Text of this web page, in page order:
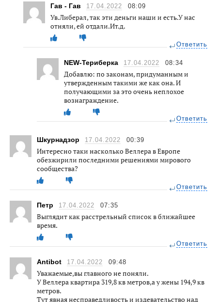
Гав - Гав 17.04.2022 08:09
Ув.Либерал, так эти деньги наши и есть.У нас
отняли, ей отдали.Ит.д.
Ответить
NEW-Териберка 17.04.2022 08:34
Добавлю: по законам, придуманным и
утвержденным такими же как она. И
получающими за это очень неплохое
вознаграждение.
Ответить
Шкурнадзор 17.04.2022 00:39
Интересно таки насколько Веллера в Европе
обезжирили последними решениями мирового
сообщества?
Ответить
Петр 17.04.2022 07:35
Выглядит как расстрельный список в ближайшее
время.
Ответить
Antibot 17.04.2022 09:48
Уважаемые,вы главного не поняли.
У Веллера квартира 319,8 кв метров,а у жены 194,9 кв
метров.
Тут явная несправедливость и издевательство над